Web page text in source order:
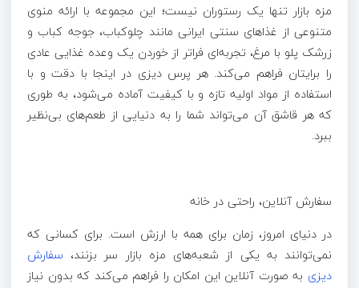
مزه بازار تنها یک رستوران نیست؛ این مجموعه با ارائه منوی
متنوعی از غذاهای سنتی ایرانی مانند چلوکباب، جوجه کباب و
زرشک پلو با مرغ، تجربه‌ای فراتر از خوردن یک وعده غذایی عادی
را برایتان فراهم می‌کند. هر پرس دیزی در اینجا با دقت و با
استفاده از مواد اولیه تازه و با کیفیت آماده می‌شود، به طوری
که هر قاشق آن می‌تواند شما را به دنیایی از طعم‌های بی‌نظیر
ببرد.
سفارش آنلاین، راحتی در خانه
در دنیای امروز، زمان برای همه با ارزش است. برای کسانی که
نمی‌توانند به یکی از شعبه‌های مزه بازار سر بزنند، سفارش
دیزی به صورت آنلاین این امکان را فراهم می‌کند که بدون نیاز